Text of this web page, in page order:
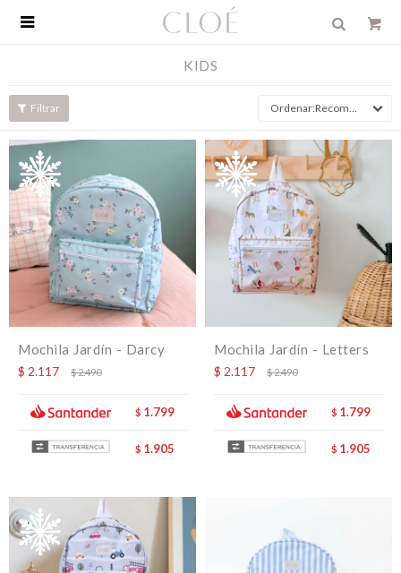

KIDS
Recomendados
Mochila Jardín - Darcy
$ 2.117 $2.490
$ 1.799
$ 1.905
Mochila Jardín - Letters
$ 2.117 $2.490
$ 1.799
$ 1.905